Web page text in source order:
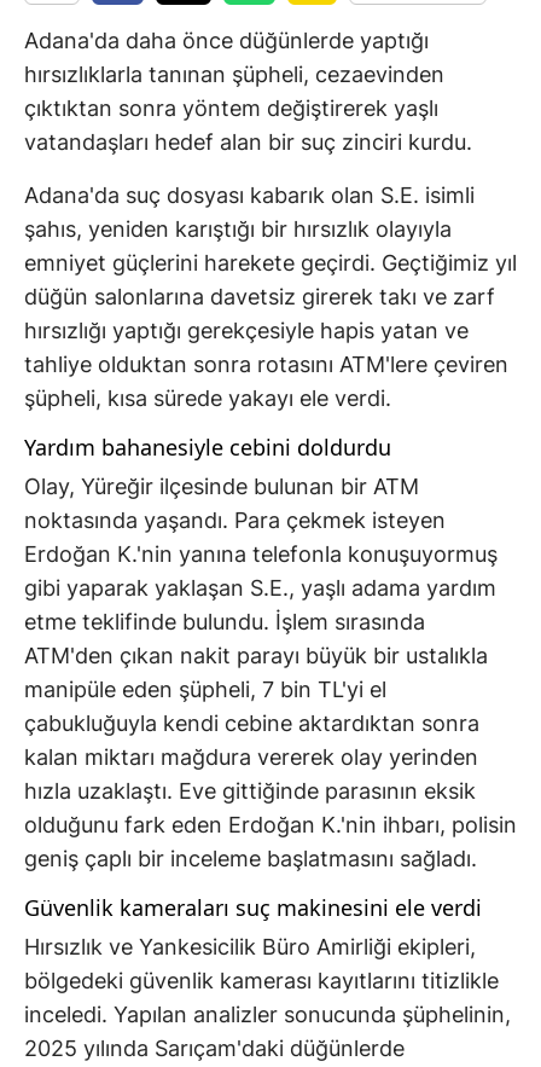
Adana'da daha önce düğünlerde yaptığı
hırsızlıklarla tanınan şüpheli, cezaevinden
çıktıktan sonra yöntem değiştirerek yaşlı
vatandaşları hedef alan bir suç zinciri kurdu.
Adana'da suç dosyası kabarık olan S.E. isimli
şahıs, yeniden karıştığı bir hırsızlık olayıyla
emniyet güçlerini harekete geçirdi. Geçtiğimiz yıl
düğün salonlarına davetsiz girerek takı ve zarf
hırsızlığı yaptığı gerekçesiyle hapis yatan ve
tahliye olduktan sonra rotasını ATM'lere çeviren
şüpheli, kısa sürede yakayı ele verdi.
Yardım bahanesiyle cebini doldurdu
Olay, Yüreğir ilçesinde bulunan bir ATM
noktasında yaşandı. Para çekmek isteyen
Erdoğan K.'nin yanına telefonla konuşuyormuş
gibi yaparak yaklaşan S.E., yaşlı adama yardım
etme teklifinde bulundu. İşlem sırasında
ATM'den çıkan nakit parayı büyük bir ustalıkla
manipüle eden şüpheli, 7 bin TL'yi el
çabukluğuyla kendi cebine aktardıktan sonra
kalan miktarı mağdura vererek olay yerinden
hızla uzaklaştı. Eve gittiğinde parasının eksik
olduğunu fark eden Erdoğan K.'nin ihbarı, polisin
geniş çaplı bir inceleme başlatmasını sağladı.
Güvenlik kameraları suç makinesini ele verdi
Hırsızlık ve Yankesicilik Büro Amirliği ekipleri,
bölgedeki güvenlik kamerası kayıtlarını titizlikle
inceledi. Yapılan analizler sonucunda şüphelinin,
2025 yılında Sarıçam'daki düğünlerde